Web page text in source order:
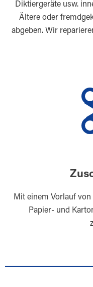
Diktiergeräte usw.
Ältere oder
abgeben. Wir
Mit einem Vorlauf von
Papier- und